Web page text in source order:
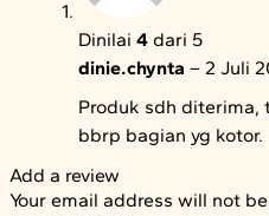
Dinilai 4 dari 5
dinie.chynta – 2 Juli
Produk sdh diterima,
bbrp bagian yg kotor.
Add a review
Your email address will not